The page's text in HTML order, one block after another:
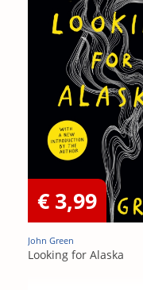
€ 3,99
John Green
Looking for Alaska